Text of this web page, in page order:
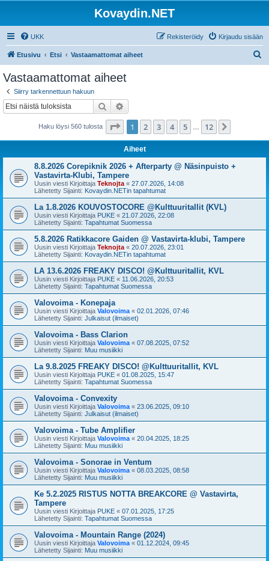
Kovaydin.NET
UKK Kirjaudu sisään
Rekisteröidy
Etusivu Etsi Vastaamattomat aiheet
Vastaamattomat aiheet
Siirry tarkennettuun hakuun
Etsi
Haku löysi 560 tulosta Sivu /12
1 2 3 4 5 12
Aiheet
8.8.2026 Corepiknik 2026 + Afterparty @ Näsinpuisto +
Vastavirta-Klubi, Tampere
Uusin viesti Kirjoittaja Teknojta « 27.07.2026, 14:08
Lähetetty Sijainti: Kovaydin.NETin tapahtumat
La 1.8.2026 KOUVOSTOCORE @Kulttuuritallit (KVL)
Uusin viesti Kirjoittaja PUKE « 21.07.2026, 22:08
Lähetetty Sijainti: Tapahtumat Suomessa
5.8.2026 Ratikkacore Gaiden @ Vastavirta-klubi, Tampere
Uusin viesti Kirjoittaja Teknojta « 20.07.2026, 23:01
Lähetetty Sijainti: Kovaydin.NETin tapahtumat
LA 13.6.2026 FREAKY DISCO! @Kulttuuritallit, KVL
Uusin viesti Kirjoittaja PUKE « 11.06.2026, 20:53
Lähetetty Sijainti: Tapahtumat Suomessa
Valovoima - Konepaja
Uusin viesti Kirjoittaja Valovoima « 02.01.2026, 07:46
Lähetetty Sijainti: Julkaisut (ilmaiset)
Valovoima - Bass Clarion
Uusin viesti Kirjoittaja Valovoima « 07.08.2025, 07:52
Lähetetty Sijainti: Muu musiikki
La 9.8.2025 FREAKY DISCO! @Kulttuuritallit, KVL
Uusin viesti Kirjoittaja PUKE « 01.08.2025, 15:47
Lähetetty Sijainti: Tapahtumat Suomessa
Valovoima - Convexity
Uusin viesti Kirjoittaja Valovoima « 23.06.2025, 09:10
Lähetetty Sijainti: Julkaisut (ilmaiset)
Valovoima - Tube Amplifier
Uusin viesti Kirjoittaja Valovoima « 20.04.2025, 18:25
Lähetetty Sijainti: Muu musiikki
Valovoima - Sonorae in Ventum
Uusin viesti Kirjoittaja Valovoima « 08.03.2025, 08:58
Lähetetty Sijainti: Muu musiikki
Ke 5.2.2025 RISTUS NOTTA BREAKCORE @ Vastavirta,
Tampere
Uusin viesti Kirjoittaja PUKE « 07.01.2025, 17:25
Lähetetty Sijainti: Tapahtumat Suomessa
Valovoima - Mountain Range (2024)
Uusin viesti Kirjoittaja Valovoima « 01.12.2024, 09:45
Lähetetty Sijainti: Muu musiikki